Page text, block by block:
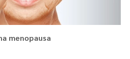
menopausa